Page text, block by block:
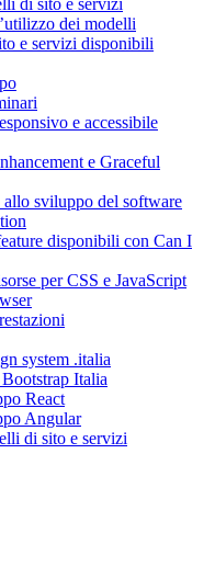
di sito e servizi
dei modelli
e servizi disponibili
e accessibile
e Graceful
sviluppo del software
disponibili con Can I
per CSS e JavaScript
system .italia
Italia
React
Angular
di sito e servizi